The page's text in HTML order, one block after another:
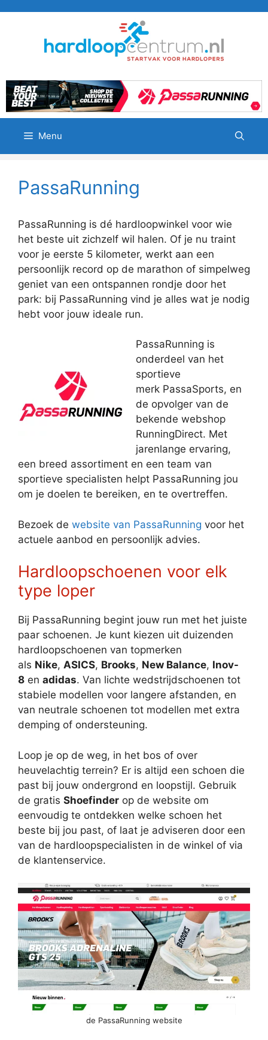
Menu
PassaRunning
PassaRunning is dé hardloopwinkel voor wie
het beste uit zichzelf wil halen. Of je nu traint
voor je eerste 5 kilometer, werkt aan een
persoonlijk record op de marathon of simpelweg
geniet van een ontspannen rondje door het
park: bij PassaRunning vind je alles wat je nodig
hebt voor jouw ideale run.
PassaRunning is
onderdeel van het
sportieve
merk PassaSports, en
de opvolger van de
bekende webshop
RunningDirect. Met
jarenlange ervaring,
een breed assortiment en een team van
sportieve specialisten helpt PassaRunning jou
om je doelen te bereiken, en te overtreffen.
Bezoek de website van PassaRunning voor het
actuele aanbod en persoonlijk advies.
Hardloopschoenen voor elk
type loper
Bij PassaRunning begint jouw run met het juiste
paar schoenen. Je kunt kiezen uit duizenden
hardloopschoenen van topmerken
als Nike, ASICS, Brooks, New Balance, Inov-
8 en adidas. Van lichte wedstrijdschoenen tot
stabiele modellen voor langere afstanden, en
van neutrale schoenen tot modellen met extra
demping of ondersteuning.
Loop je op de weg, in het bos of over
heuvelachtig terrein? Er is altijd een schoen die
past bij jouw ondergrond en loopstijl. Gebruik
de gratis Shoefinder op de website om
eenvoudig te ontdekken welke schoen het
beste bij jou past, of laat je adviseren door een
van de hardloopspecialisten in de winkel of via
de klantenservice.
de PassaRunning website